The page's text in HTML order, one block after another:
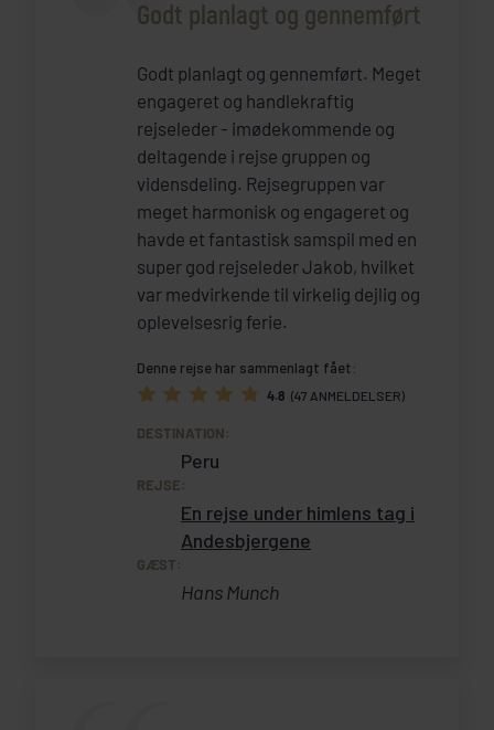
Godt planlagt og gennemført
Godt planlagt og gennemført. Meget
engageret og handlekraftig
rejseleder - imødekommende og
deltagende i rejse gruppen og
vidensdeling. Rejsegruppen var
meget harmonisk og engageret og
havde et fantastisk samspil med en
super god rejseleder Jakob, hvilket
var medvirkende til virkelig dejlig og
oplevelsesrig ferie.
Denne rejse har sammenlagt fået:
4.8 (47 ANMELDELSER)
DESTINATION:
Peru
REJSE:
En rejse under himlens tag i
Andesbjergene
GÆST:
Hans Munch